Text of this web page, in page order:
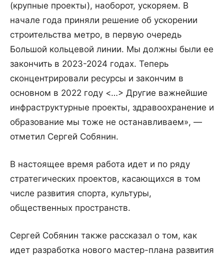
(крупные проекты), наоборот, ускоряем. В
начале года приняли решение об ускорении
строительства метро, в первую очередь
Большой кольцевой линии. Мы должны были ее
закончить в 2023-2024 годах. Теперь
сконцентрировали ресурсы и закончим в
основном в 2022 году <…> Другие важнейшие
инфраструктурные проекты, здравоохранение и
образование мы тоже не останавливаем», —
отметил Сергей Собянин.
В настоящее время работа идет и по ряду
стратегических проектов, касающихся в том
числе развития спорта, культуры,
общественных пространств.
Сергей Собянин также рассказал о том, как
идет разработка нового мастер-плана развития